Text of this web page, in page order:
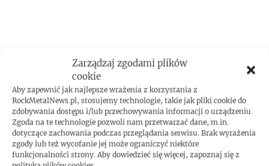
Zarządzaj zgodami plików
cookie
Aby zapewnić jak najlepsze wrażenia z korzystania z
RockMetalNews.pl, stosujemy technologie, takie jak pliki cookie do
zdobywania dostępu i/lub przechowywania informacji o urządzeniu.
Zgoda na te technologie pozwoli nam przetwarzać dane, m.in.
dotyczące zachowania podczas przeglądania serwisu. Brak wyrażenia
zgody lub też wycofanie jej może ograniczyć niektóre
funkcjonalności strony. Aby dowiedzieć się więcej, zapoznaj się z